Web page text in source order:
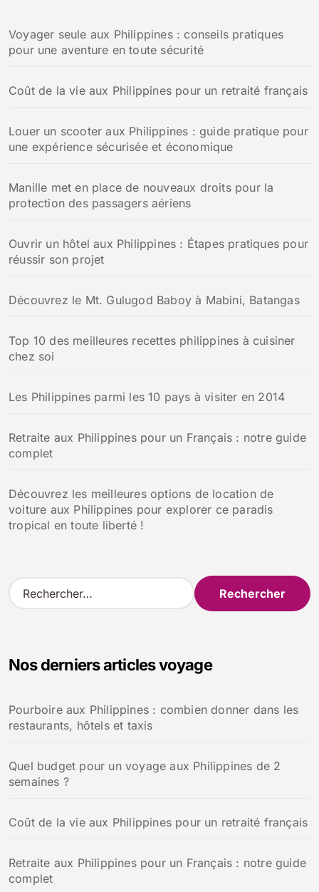
Voyager seule aux Philippines : conseils pratiques
pour une aventure en toute sécurité
Coût de la vie aux Philippines pour un retraité français
Louer un scooter aux Philippines : guide pratique pour
une expérience sécurisée et économique
Manille met en place de nouveaux droits pour la
protection des passagers aériens
Ouvrir un hôtel aux Philippines : Étapes pratiques pour
réussir son projet
Découvrez le Mt. Gulugod Baboy à Mabini, Batangas
Top 10 des meilleures recettes philippines à cuisiner
chez soi
Les Philippines parmi les 10 pays à visiter en 2014
Retraite aux Philippines pour un Français : notre guide
complet
Découvrez les meilleures options de location de
voiture aux Philippines pour explorer ce paradis
tropical en toute liberté !
R
e
r
e
r
Nos derniers articles voyage
Pourboire aux Philippines : combien donner dans les
restaurants, hôtels et taxis
Quel budget pour un voyage aux Philippines de 2
semaines ?
Coût de la vie aux Philippines pour un retraité français
Retraite aux Philippines pour un Français : notre guide
complet